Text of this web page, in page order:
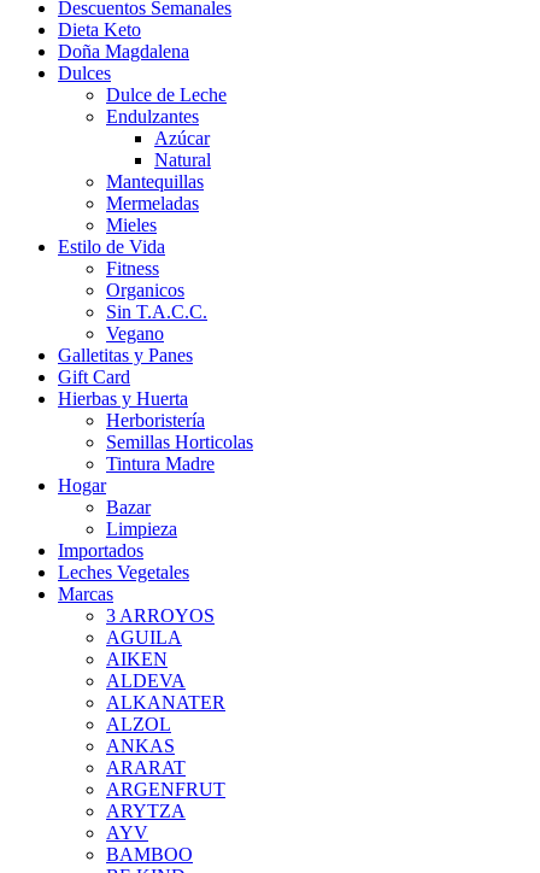
Descuentos Semanales
Dieta Keto
Doña Magdalena
Dulces
Dulce de Leche
Endulzantes
Azúcar
Natural
Mantequillas
Mermeladas
Mieles
Estilo de Vida
Fitness
Organicos
Sin T.A.C.C.
Vegano
Galletitas y Panes
Gift Card
Hierbas y Huerta
Herboristería
Semillas Horticolas
Tintura Madre
Hogar
Bazar
Limpieza
Importados
Leches Vegetales
Marcas
3 ARROYOS
AGUILA
AIKEN
ALDEVA
ALKANATER
ALZOL
ANKAS
ARARAT
ARGENFRUT
ARYTZA
AYV
BAMBOO